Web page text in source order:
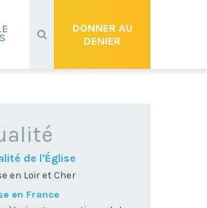
DONNER AU
DENIER
de l'Église
en Loir et Cher
en France